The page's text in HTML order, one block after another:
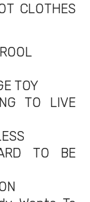
CLOTHES
TOY
TO LIVE
TO BE